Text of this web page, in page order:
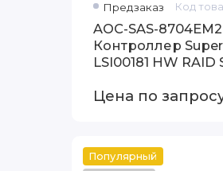
Предзаказ
AOC-SAS-8704EM2
Контроллер
LSI00181 HW RAID
PROFILE (LP)
Цена по
Популярный